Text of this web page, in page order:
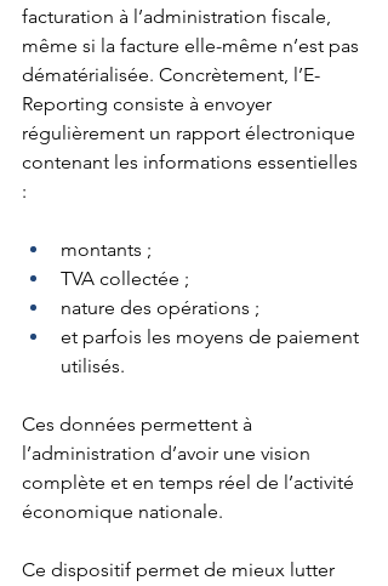
facturation à l’administration fiscale,
même si la facture elle-même n’est pas
dématérialisée. Concrètement, l’E-
Reporting consiste à envoyer
régulièrement un rapport électronique
contenant les informations essentielles
:
montants ;
TVA collectée ;
nature des opérations ;
et parfois les moyens de paiement
utilisés.
Ces données permettent à
l’administration d’avoir une vision
complète et en temps réel de l’activité
économique nationale.
Ce dispositif permet de mieux lutter